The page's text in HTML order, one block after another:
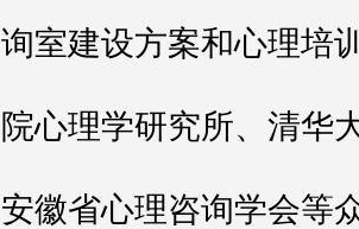
询室建设方案和心理培
院心理学研究所、清华
安徽省心理咨询学会等